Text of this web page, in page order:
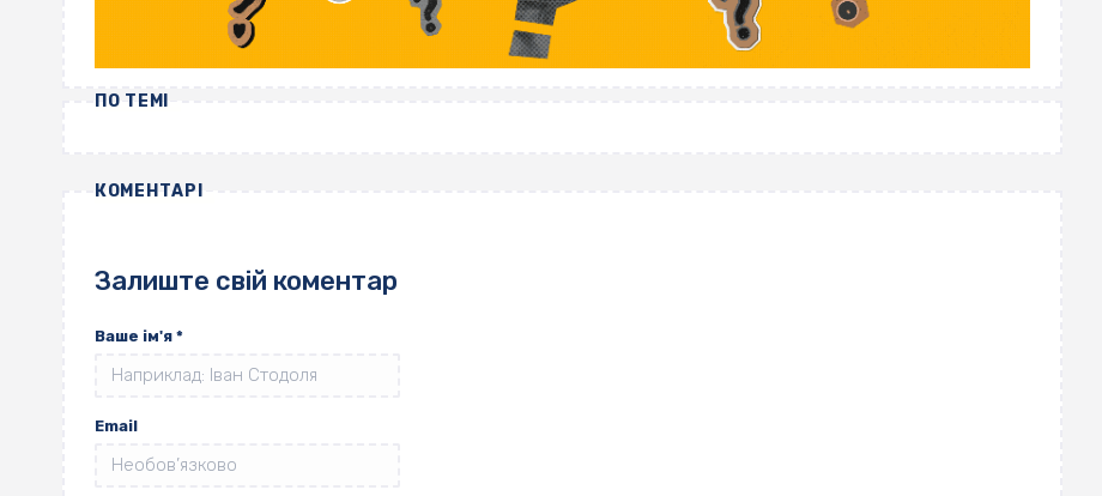
ПО ТЕМІ
КОМЕНТАРІ
Залиште свій коментар
Ваше ім'я *
Email